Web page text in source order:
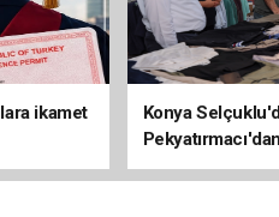
ikamet
Konya